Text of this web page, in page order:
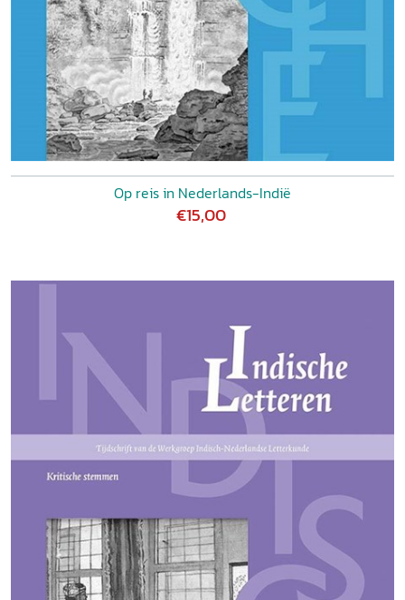
Op reis in Nederlands-Indië
€15,00